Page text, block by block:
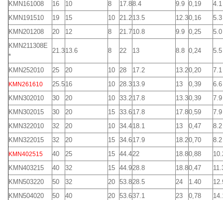
KMN161008
16 10 8 17.88.4 9.9 0,19
4.1
KMN191510
19 15 10 21.213.5 12.30,16
5.3
KMN201208
20 12 8 21.710.8 9.9 0,25
5.0
KMN211308E
*
21.313.6 8 22 13 8.8 0,24 5.5
KMN252010 25 20 10 28 17.2 13.20,20 7.1
KMN261610 25.516 10 28.313.9 13 0,39
6.6
KMN302010
30 20 10 33.217.8 13.30,39
7.9
KMN302015
30 20 15 33.617.8 17.80,59
7.9
KMN322010
32 20 10 34.418.1 13 0,47
8.2
KMN322015
32 20 15 34.617.9 18.20,70 8.2
KMN402515 40 25 15 44.422 18.80,88
KMN403215
40 32 15 44.928.8 18.80,47
KMN503220
50 32 20 53.828.5 24 1.40
KMN504020
50 40 20 53.637.1 23 0,78